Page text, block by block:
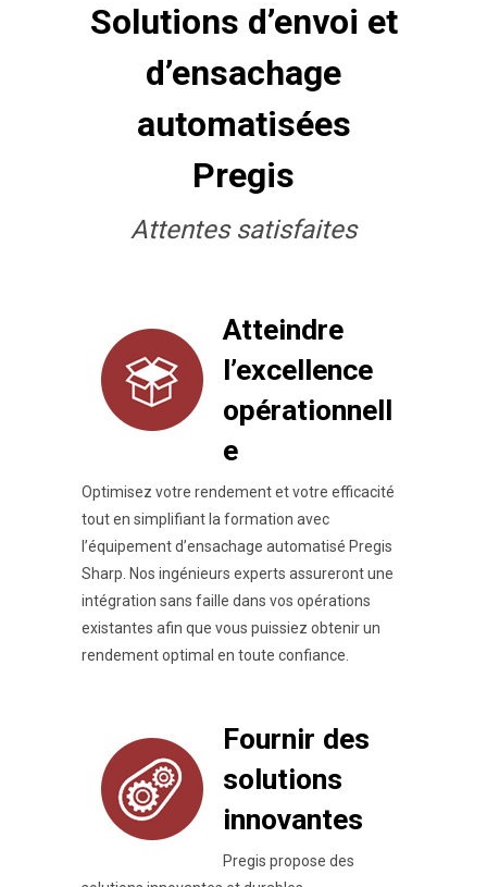
Solutions d’envoi et
d’ensachage
automatisées
Pregis
Attentes satisfaites
Atteindre
l’excellence
opérationnell
e
Optimisez votre rendement et votre efficacité
tout en simplifiant la formation avec
l’équipement d’ensachage automatisé Pregis
Sharp. Nos ingénieurs experts assureront une
intégration sans faille dans vos opérations
existantes afin que vous puissiez obtenir un
rendement optimal en toute confiance.
Fournir des
solutions
innovantes
Pregis propose des